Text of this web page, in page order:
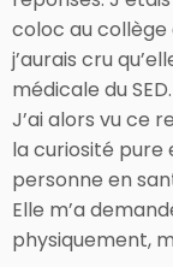
coloc au collège
j’aurais cru
médicale du SED.
J’ai alors vu ce
la curiosité pure
personne en
Elle m’a
physiquement,